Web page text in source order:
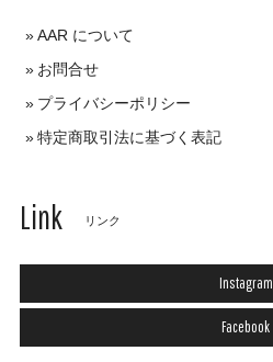
AAR について
お問合せ
プライバシーポリシー
特定商取引法に基づく表記
Link リンク
Instagram
Facebook